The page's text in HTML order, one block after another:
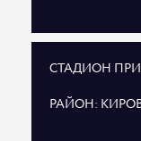
СТАДИОН
РАЙОН: